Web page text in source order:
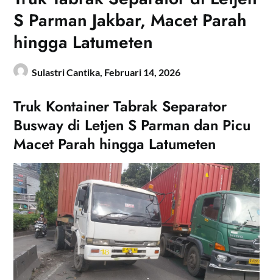
S Parman Jakbar, Macet Parah
hingga Latumeten
Sulastri Cantika, Februari 14, 2026
Truk Kontainer Tabrak Separator
Busway di Letjen S Parman dan Picu
Macet Parah hingga Latumeten